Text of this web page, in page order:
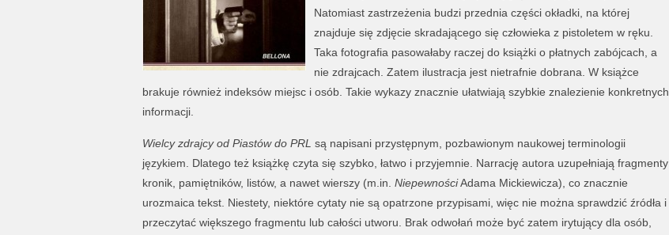
Natomiast zastrzeżenia budzi przednia części okładki, na której
znajduje się zdjęcie skradającego się człowieka z pistoletem w ręku.
Taka fotografia pasowałaby raczej do książki o płatnych zabójcach, a
nie zdrajcach. Zatem ilustracja jest nietrafnie dobrana. W książce
brakuje również indeksów miejsc i osób. Takie wykazy znacznie ułatwiają szybkie znalezienie konkretnych
informacji.
Wielcy zdrajcy od Piastów do PRL są napisani przystępnym, pozbawionym naukowej terminologii
językiem. Dlatego też książkę czyta się szybko, łatwo i przyjemnie. Narrację autora uzupełniają fragmenty
kronik, pamiętników, listów, a nawet wierszy (m.in. NiepewnościAdama Mickiewicza), co znacznie
urozmaica tekst. Niestety, niektóre cytaty nie są opatrzone przypisami, więc nie można sprawdzić źródła i
przeczytać większego fragmentu lub całości utworu. Brak odwołań może być zatem irytujący dla osób,